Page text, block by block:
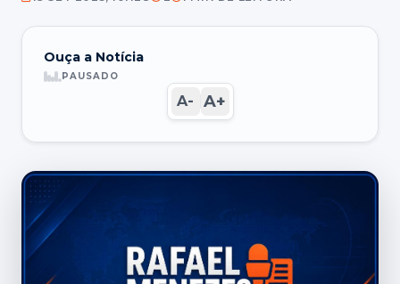
Ouça a Notícia
PAUSADO
A- A+